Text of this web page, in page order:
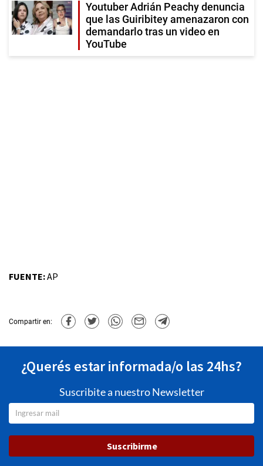
Youtuber Adrián Peachy denuncia
que las Guiribitey amenazaron con
demandarlo tras un video en
YouTube
FUENTE:AP
Compartir en:
¿Querés estar informada/o las 24hs?
Suscribite a nuestro Newsletter
Suscribirme